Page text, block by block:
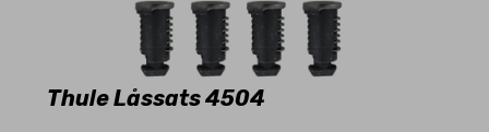
Thule Låssats 4504